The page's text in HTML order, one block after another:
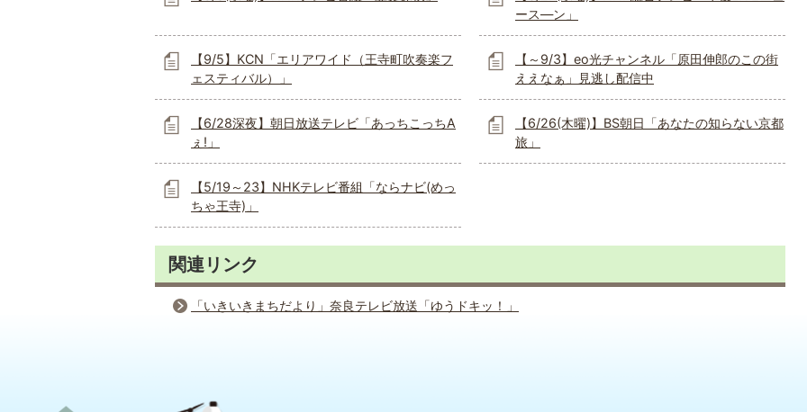
ース―ン」
【9/5】KCN「エリアワイド（王寺町吹奏楽フ
ェスティバル）」
【～9/3】eo光チャンネル「原田伸郎のこの街
ええなぁ」見逃し配信中
【6/28深夜】朝日放送テレビ「あっちこっちA
ぇ!」
【6/26(木曜)】BS朝日「あなたの知らない京都
旅」
【5/19～23】NHKテレビ番組「ならナビ(めっ
ちゃ王寺)」
関連リンク
「いきいきまちだより」奈良テレビ放送「ゆうドキッ！」